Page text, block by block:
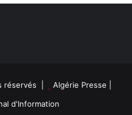
réservés | Algérie Presse
d'Information